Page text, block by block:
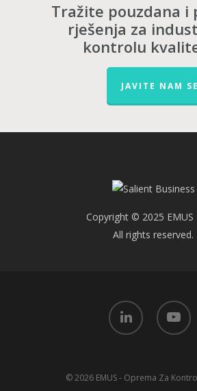
Tražite pouzdana i
rješenja za
kontrolu
JAVITE NAM SE
Copyright © 2025 EMUS
All rights reserved.
linkedin youtube
© 2026 EMUS - Oprema Za